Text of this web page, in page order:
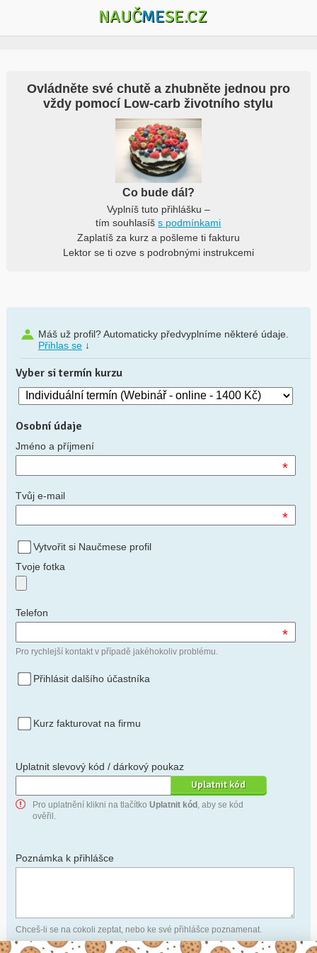
NAUČMESE.CZ
Ovládněte své chutě a zhubněte jednou pro
vždy pomocí Low-carb životního stylu
Co bude dál?
Vyplníš tuto přihlášku –
tím souhlasíšs podmínkami
Zaplatíš za kurz a pošleme ti fakturu
Lektor se ti ozve s podrobnými instrukcemi
Máš už profil? Automaticky předvyplníme některé údaje.
Přihlas se↓
Vyber si termín kurzu
Osobní údaje
Jméno a příjmení
*
Tvůj e-mail
*
Vytvořit si Naučmese profil
Tvoje fotka
Telefon
*
Pro rychlejší kontakt v případě jakéhokoliv problému.
Přihlásit dalšího účastníka
Kurz fakturovat na firmu
Uplatnit slevový kód / dárkový poukaz
Pro uplatnění klikni na tlačítko Uplatnit kód , aby se kód
ověřil.
Poznámka k přihlášce
Chceš-li se na cokoli zeptat, nebo ke své přihlášce poznamenat.